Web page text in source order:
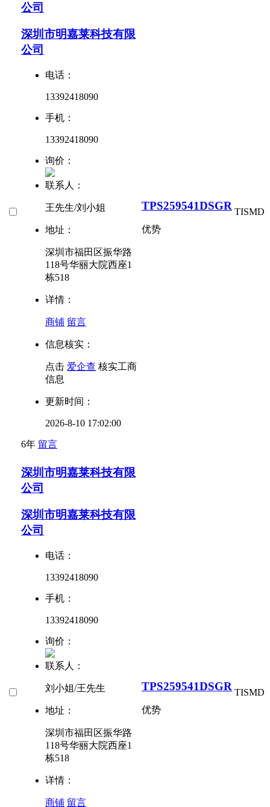
公司
深圳市明嘉莱科技有限
公司
电话：
13392418090
手机：
13392418090
询价：
联系人：
王先生/刘小姐
地址：
深圳市福田区振华路
118号华丽大院西座1
栋518
详情：
商铺 留言
信息核实：
点击 爱企查 核实工商
信息
更新时间：
2026-8-10 17:02:00
6年 留言
TPS259541DSGR
优势
TISMD
深圳市明嘉莱科技有限
公司
深圳市明嘉莱科技有限
公司
电话：
13392418090
手机：
13392418090
询价：
联系人：
刘小姐/王先生
地址：
深圳市福田区振华路
118号华丽大院西座1
栋518
详情：
商铺 留言
TPS259541DSGR
优势
TISMD